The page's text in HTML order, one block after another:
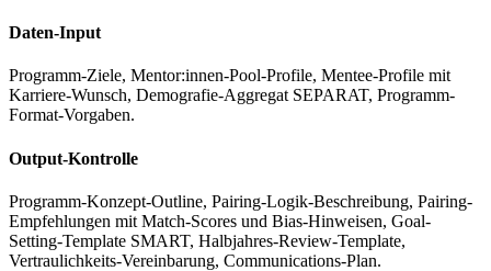
Daten-Input
Programm-Ziele, Mentor:innen-Pool-Profile, Mentee-Profile mit
Karriere-Wunsch, Demografie-Aggregat SEPARAT, Programm-
Format-Vorgaben.
Output-Kontrolle
Programm-Konzept-Outline, Pairing-Logik-Beschreibung, Pairing-
Empfehlungen mit Match-Scores und Bias-Hinweisen, Goal-
Setting-Template SMART, Halbjahres-Review-Template,
Vertraulichkeits-Vereinbarung, Communications-Plan.